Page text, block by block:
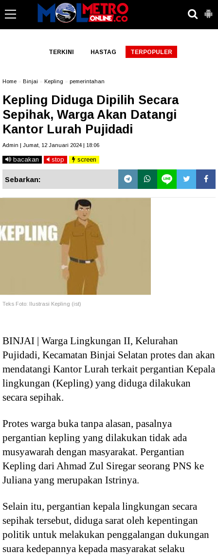
TERKINI HASTAG TERPOPULER
Home Binjai Kepling pemerintahan
Kepling Diduga Dipilih Secara
Sepihak, Warga Akan Datangi
Kantor Lurah Pujidadi
Admin | Jumat, 12 Januari 2024 | 18:06
bacakan stop screen
Sebarkan:
Teks Foto: Ilustrasi Kepling (ist)
BINJAI | Warga Lingkungan II, Kelurahan
Pujidadi, Kecamatan Binjai Selatan protes dan akan
mendatangi Kantor Lurah terkait pergantian Kepala
lingkungan (Kepling) yang diduga dilakukan
secara sepihak.
Protes warga buka tanpa alasan, pasalnya
pergantian kepling yang dilakukan tidak ada
musyawarah dengan masyarakat. Pergantian
Kepling dari Ahmad Zul Siregar seorang PNS ke
Juliana yang merupakan Istrinya.
Selain itu, pergantian kepala lingkungan secara
sepihak tersebut, diduga sarat oleh kepentingan
politik untuk melakukan penggalangan dukungan
suara kedepannya kepada masyarakat selaku